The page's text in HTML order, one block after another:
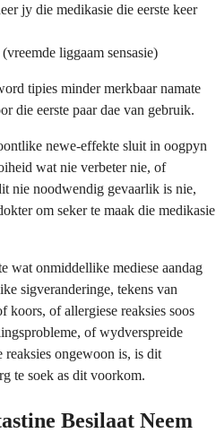
jy die medikasie die eerste keer
liggaam sensasie)
tipies minder merkbaar namate
die eerste paar dae van gebruik.
newe-effekte sluit in oogpyn
wat nie verbeter nie, of
nie noodwendig gevaarlik is nie,
om seker te maak die medikasie
wat onmiddellike mediese aandag
sigveranderinge, tekens van
koors, of allergiese reaksies soos
of wydverspreide
ongewoon is, is dit
te soek as dit voorkom.
Besilaat Neem